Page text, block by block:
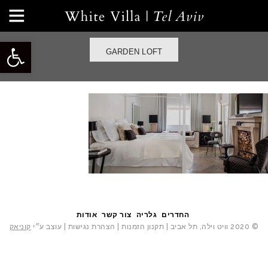
פתח GARDEN LOFT
החדרים גלריה צור קשר אודות
© 2020 וויט וילה, תל אביב |
תקנון הזמנות| הצהרת נגישות | עוצב ע״י קוניאק